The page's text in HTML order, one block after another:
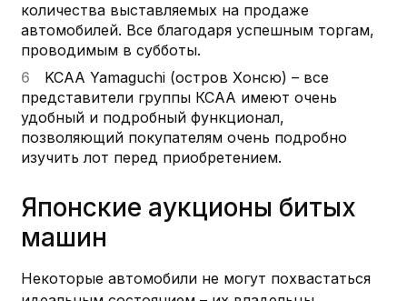
количества выставляемых на продаже
автомобилей. Все благодаря успешным торгам,
проводимым в субботы.
KCAA Yamaguchi (остров Хонсю) – все
представители группы КСАА имеют очень
удобный и подробный функционал,
позволяющий покупателям очень подробно
изучить лот перед приобретением.
Японские аукционы битых
машин
Некоторые автомобили не могут похвастаться